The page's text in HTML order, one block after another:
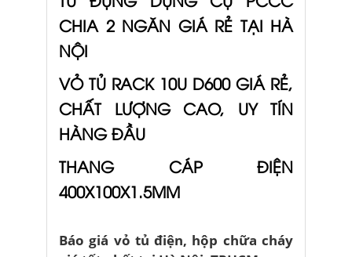
CHIA 2 NGĂN GIÁ RẺ TẠI HÀ
NỘI
VỎ TỦ RACK 10U D600 GIÁ RẺ,
CHẤT LƯỢNG CAO, UY TÍN
HÀNG ĐẦU
THANG CÁP ĐIỆN
400X100X1.5MM
Báo giá vỏ tủ điện, hộp chữa cháy